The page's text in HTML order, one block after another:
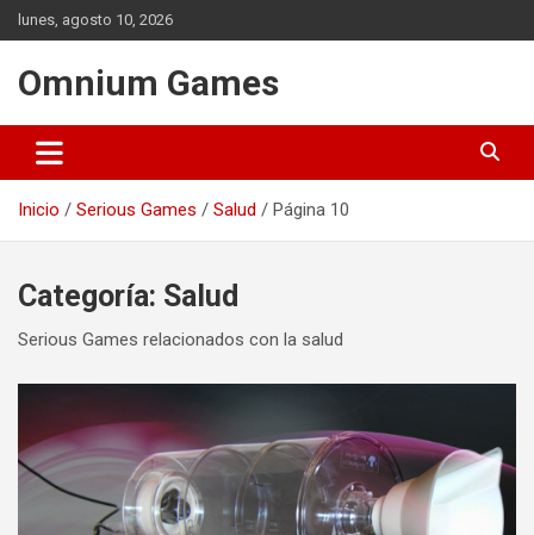
Saltar
al
lunes, agosto 10, 2026
Omnium Games
Inicio Serious Games Salud Página 10
Categoría: Salud
Serious Games relacionados con la salud